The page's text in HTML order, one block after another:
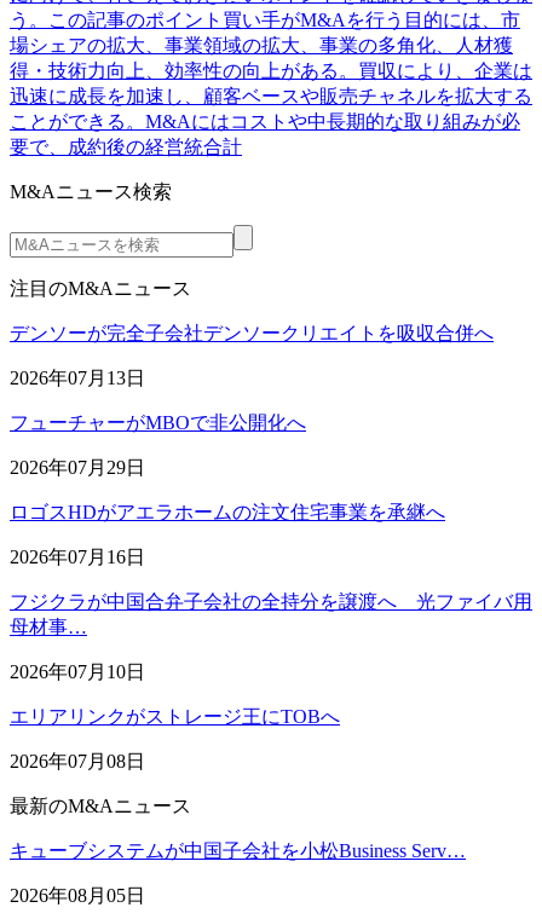
う。この記事のポイント買い手がM&Aを行う目的には、市
場シェアの拡大、事業領域の拡大、事業の多角化、人材獲
得・技術力向上、効率性の向上がある。買収により、企業は
迅速に成長を加速し、顧客ベースや販売チャネルを拡大する
ことができる。M&Aにはコストや中長期的な取り組みが必
要で、成約後の経営統合計
M&Aニュース検索
注目のM&Aニュース
デンソーが完全子会社デンソークリエイトを吸収合併へ
2026年07月13日
フューチャーがMBOで非公開化へ
2026年07月29日
ロゴスHDがアエラホームの注文住宅事業を承継へ
2026年07月16日
フジクラが中国合弁子会社の全持分を譲渡へ 光ファイバ用
母材事…
2026年07月10日
エリアリンクがストレージ王にTOBへ
2026年07月08日
最新のM&Aニュース
キューブシステムが中国子会社を小松Business Serv…
2026年08月05日